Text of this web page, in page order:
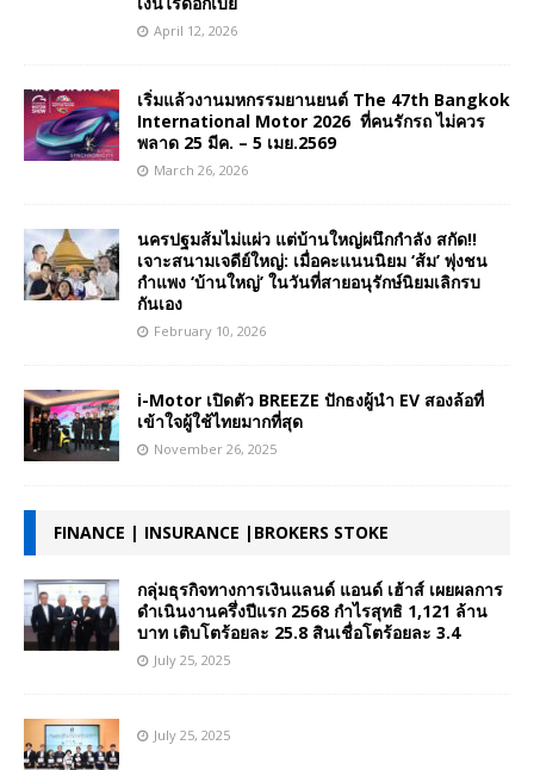
April 12, 2026
เริ่มแล้วงานมหกรรมยานยนต์ The 47th Bangkok
International Motor 2026 ที่คนรักรถ ไม่ควร
พลาด 25 มีค. – 5 เมย.2569
March 26, 2026
นครปฐมส้มไม่แผ่ว แต่บ้านใหญ่ผนึกกำลัง สกัด!!
เจาะสนามเจดีย์ใหญ่: เมื่อคะแนนนิยม ‘ส้ม’ พุ่งชน
กำแพง ‘บ้านใหญ่’ ในวันที่สายอนุรักษ์นิยมเลิกรบ
กันเอง
February 10, 2026
i-Motor เปิดตัว BREEZE ปักธงผู้นำ EV สองล้อที่
เข้าใจผู้ใช้ไทยมากที่สุด
November 26, 2025
FINANCE | INSURANCE |BROKERS STOKE
กลุ่มธุรกิจทางการเงินแลนด์ แอนด์ เฮ้าส์ เผยผลการ
ดำเนินงานครึ่งปีแรก 2568 กำไรสุทธิ 1,121 ล้าน
บาท เติบโตร้อยละ 25.8 สินเชื่อโตร้อยละ 3.4
July 25, 2025
July 25, 2025